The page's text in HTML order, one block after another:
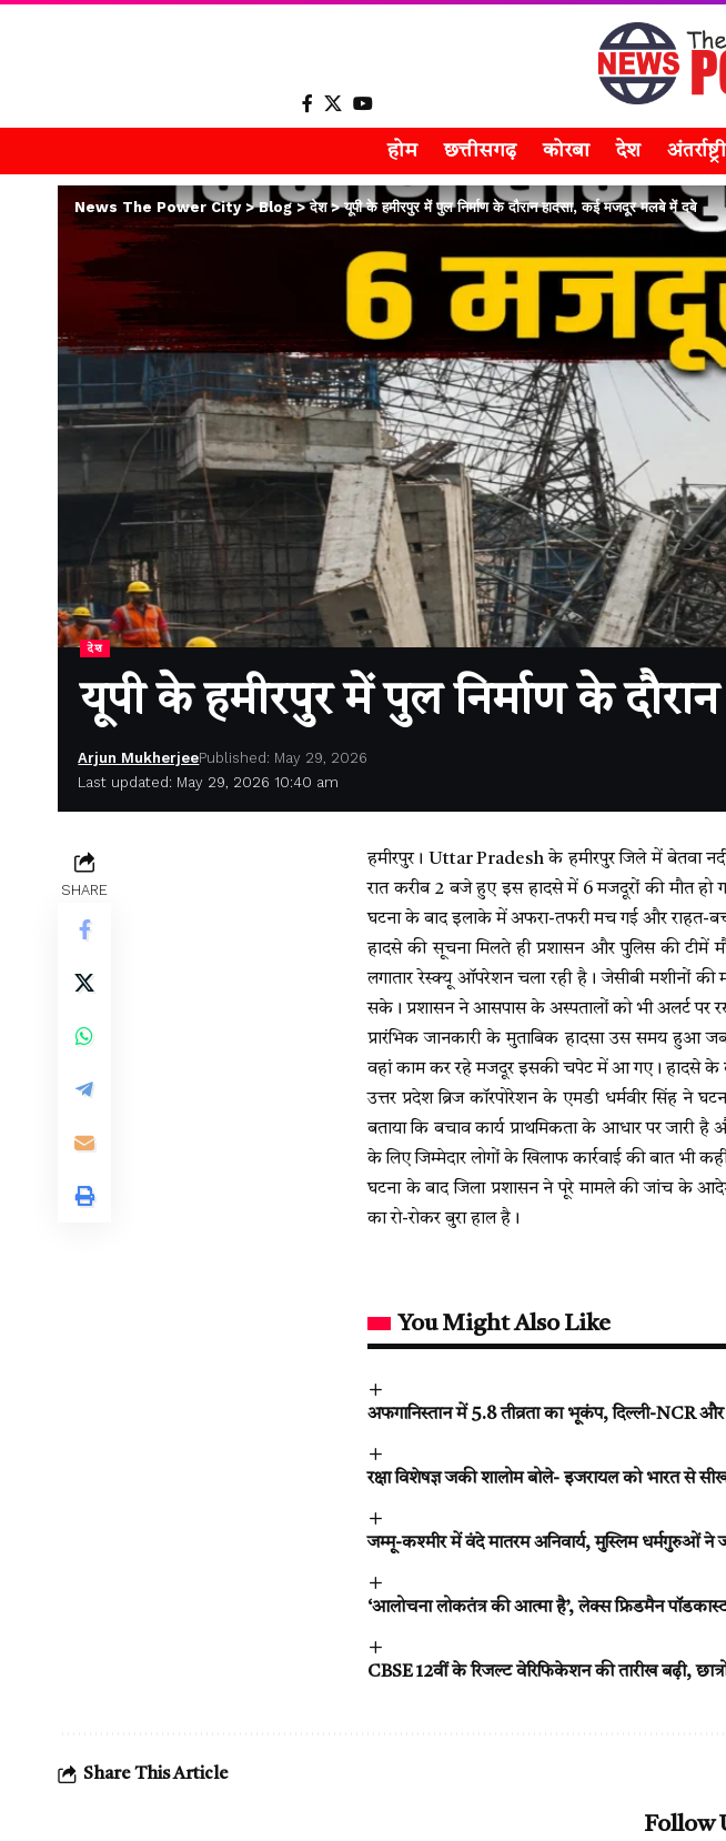
होम छत्तीसगढ़ कोरबा देश
News The Power City>Blog>देश>यूपी के हमीरपुर में पुल निर्माण के दौरान हादसा, कई मजदूर मलबे में दबे
देश
यूपी के हमीरपुर में पुल निर्माण के
Last updated: May 29, 2026 10:40 am
Arjun MukherjeePublished: May 29, 2026
SHARE
हमीरपुर। Uttar Pradesh के हमीरपुर जिले में बेतवा नदी
रात करीब 2 बजे हुए इस हादसे में 6 मजदूरों की मौत
घटना के बाद इलाके में अफरा-तफरी मच गई और राहत-
हादसे की सूचना मिलते ही प्रशासन और पुलिस की
लगातार रेस्क्यू ऑपरेशन चला रही है। जेसीबी मशीनों की
सके। प्रशासन ने आसपास के अस्पतालों को भी अलर्ट पर
प्रारंभिक जानकारी के मुताबिक हादसा उस समय हुआ
वहां काम कर रहे मजदूर इसकी चपेट में आ गए। हादसे के
उत्तर प्रदेश ब्रिज कॉरपोरेशन के एमडी धर्मवीर सिंह ने
बताया कि बचाव कार्य प्राथमिकता के आधार पर जारी है
के लिए जिम्मेदार लोगों के खिलाफ कार्रवाई की बात भी
घटना के बाद जिला प्रशासन ने पूरे मामले की जांच के
का रो-रोकर बुरा हाल है।
You Might Also Like
अफगानिस्तान में 5.8 तीव्रता का भूकंप, दिल्ली-
रक्षा विशेषज्ञ जकी शालोम बोले- इजरायल को भारत से
जम्मू-कश्मीर में वंदे मातरम अनिवार्य, मुस्लिम धर्मगुरुओं ने
‘आलोचना लोकतंत्र की आत्मा है’, लेक्स फ्रिडमैन
CBSE 12वीं के रिजल्ट वेरिफिकेशन की तारीख बढ़ी,
Share This Article
Follow